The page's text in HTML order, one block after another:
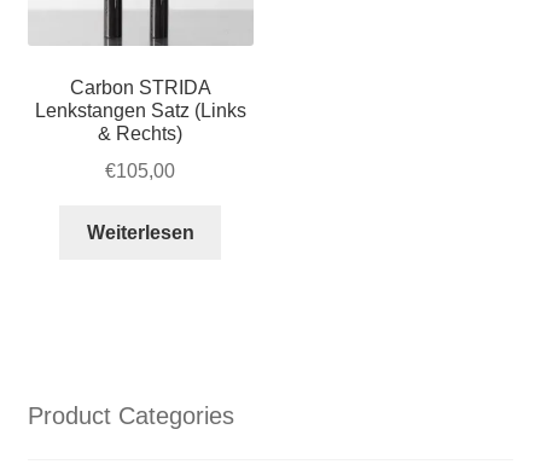
Carbon STRIDA
Lenkstangen Satz (Links
& Rechts)
€105,00
Weiterlesen
Product Categories